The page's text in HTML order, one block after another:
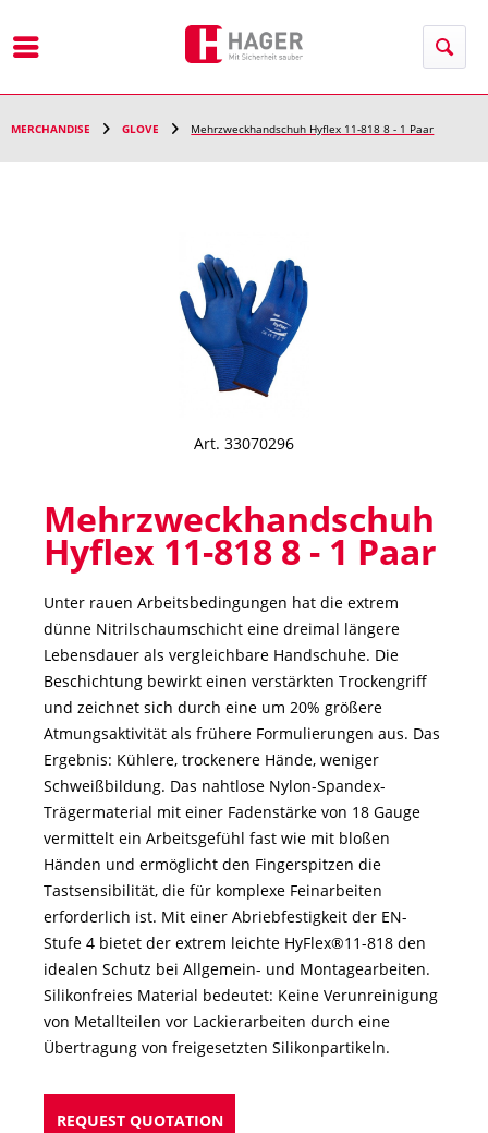
MERCHANDISE GLOVE Mehrzweckhandschuh Hyflex 11-818 8 - 1 Paar
Art. 33070296
Mehrzweckhandschuh
Hyflex 11-818 8 - 1 Paar
Unter rauen Arbeitsbedingungen hat die extrem
dünne Nitrilschaumschicht eine dreimal längere
Lebensdauer als vergleichbare Handschuhe. Die
Beschichtung bewirkt einen verstärkten Trockengriff
und zeichnet sich durch eine um 20% größere
Atmungsaktivität als frühere Formulierungen aus. Das
Ergebnis: Kühlere, trockenere Hände, weniger
Schweißbildung. Das nahtlose Nylon-Spandex-
Trägermaterial mit einer Fadenstärke von 18 Gauge
vermittelt ein Arbeitsgefühl fast wie mit bloßen
Händen und ermöglicht den Fingerspitzen die
Tastsensibilität, die für komplexe Feinarbeiten
erforderlich ist. Mit einer Abriebfestigkeit der EN-
Stufe 4 bietet der extrem leichte HyFlex®11-818 den
idealen Schutz bei Allgemein- und Montagearbeiten.
Silikonfreies Material bedeutet: Keine Verunreinigung
von Metallteilen vor Lackierarbeiten durch eine
Übertragung von freigesetzten Silikonpartikeln.
REQUEST QUOTATION